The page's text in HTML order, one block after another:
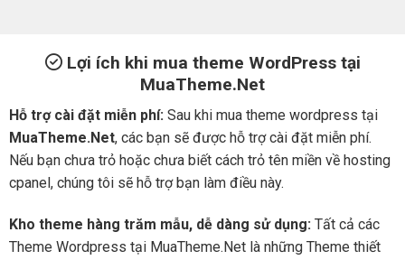
Lợi ích khi mua theme WordPress tại
MuaTheme.Net
Hỗ trợ cài đặt miễn phí: Sau khi mua theme wordpress tại
MuaTheme.Net, các bạn sẽ được hỗ trợ cài đặt miễn phí.
Nếu bạn chưa trỏ hoặc chưa biết cách trỏ tên miền về hosting
cpanel, chúng tôi sẽ hỗ trợ bạn làm điều này.
Kho theme hàng trăm mẫu, dễ dàng sử dụng: Tất cả các
Theme Wordpress tại MuaTheme.Net là những Theme thiết